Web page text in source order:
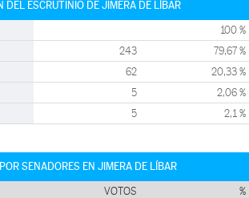
DEL ESCRUTINIO DE JIMERA DE LÍBAR
100 %
243 79,67 %
62 20,33 %
5 2,06 %
5 2,1 %
SENADORES EN JIMERA DE LÍBAR
VOTOS %